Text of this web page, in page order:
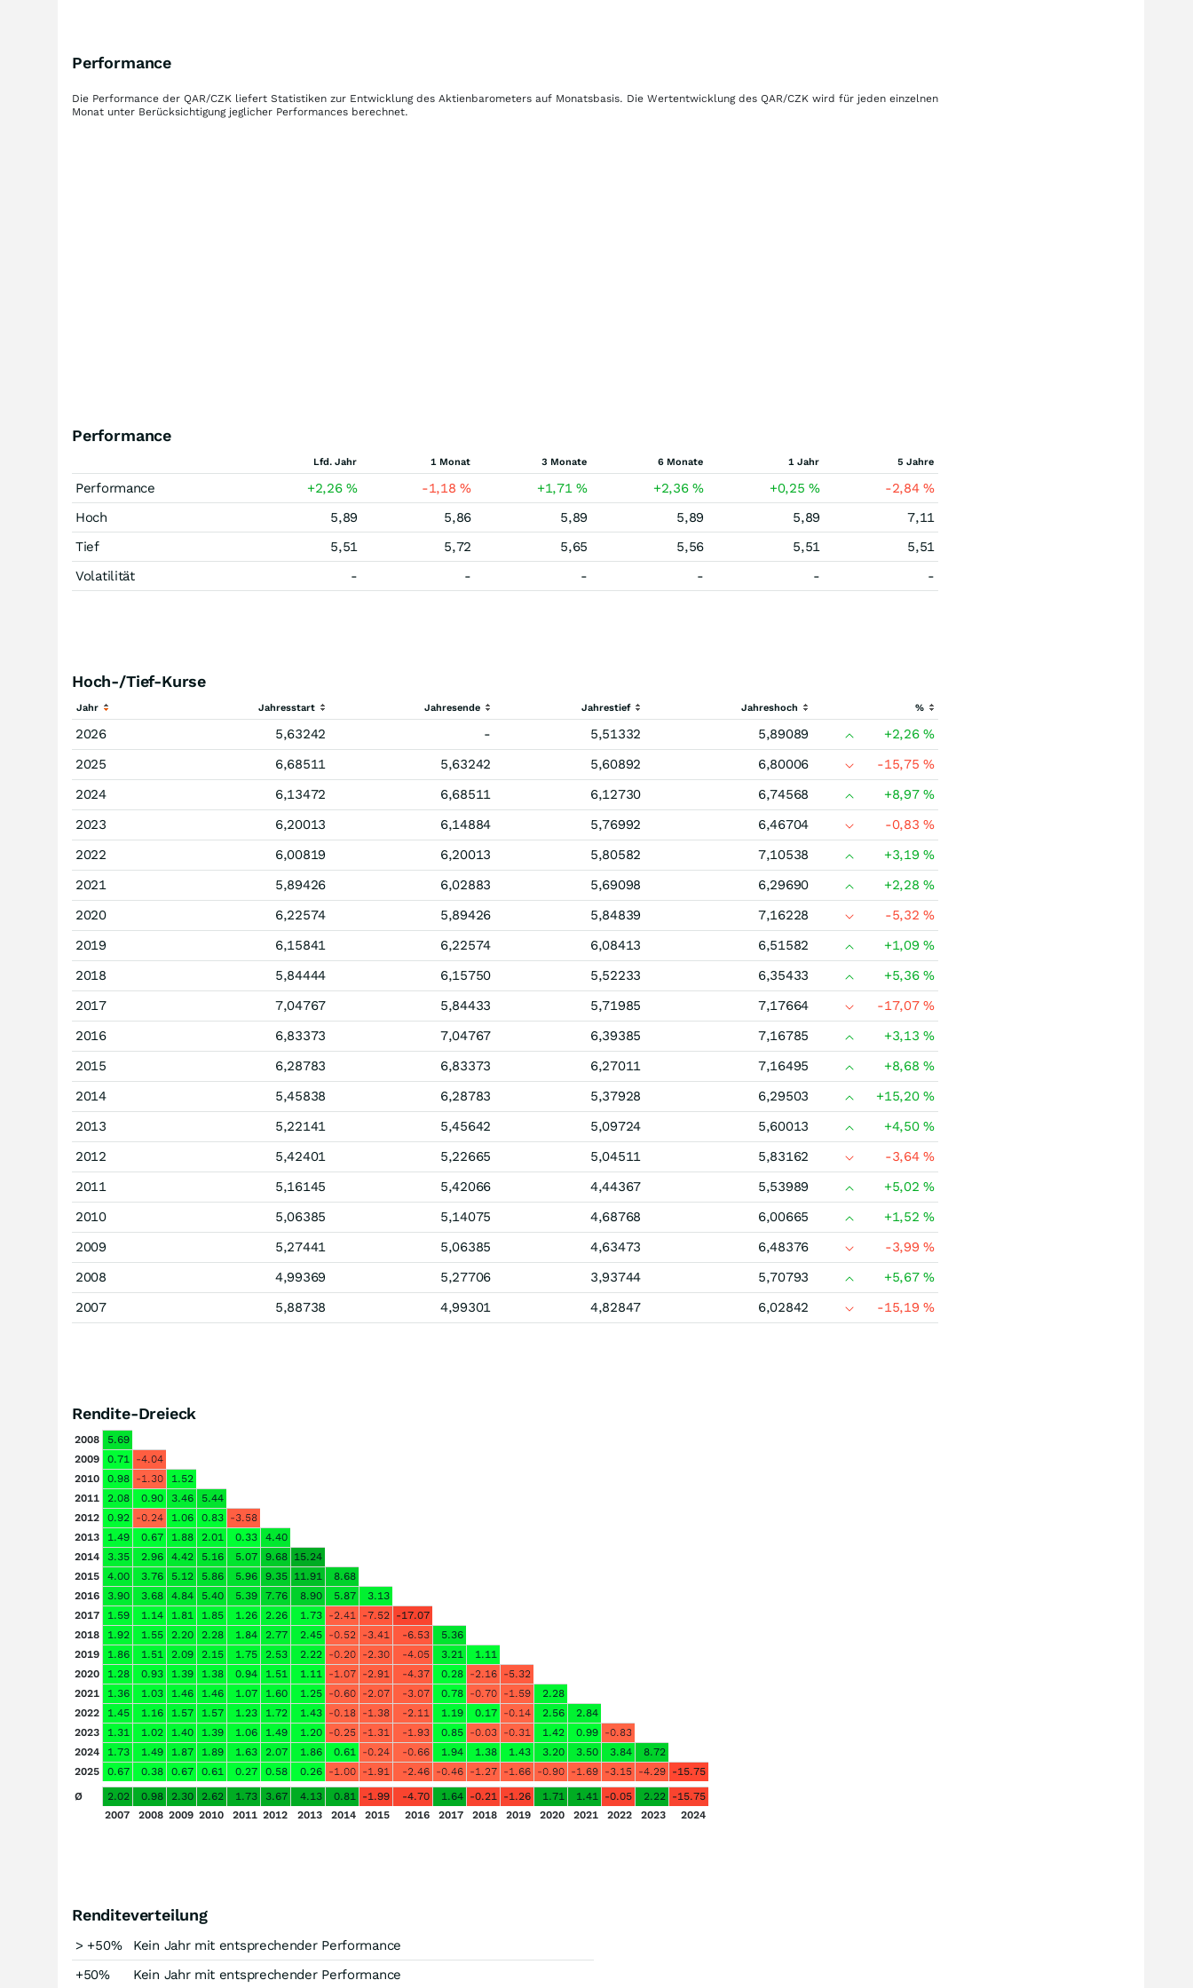
Performance
Die Performance der QAR/CZK liefert Statistiken zur Entwicklung des Aktienbarometers auf Monatsbasis. Die Wertentwicklung des QAR/CZK wird für jeden einzelnen
Monat unter Berücksichtigung jeglicher Performances berechnet.
Performance
Lfd. Jahr 1 Monat 3 Monate 6 Monate 1 Jahr 5 Jahre
Performance +2,26% -1,18% +1,71% +2,36% +0,25% -2,84%
Hoch
5,89 5,86 5,89 5,89 5,89
7,11
Tief
5,51 5,72 5,65 5,56 5,51
5,51
Volatilität
- - - - - -
Hoch-/Tief-Kurse
Jahr Jahresstart Jahresende Jahrestief Jahreshoch %
2026 5,63242 - 5,51332 5,89089 +2,26%
2025
6,68511 5,63242 5,60892 6,80006 -15,75%
2024
6,13472 6,68511 6,12730 6,74568 +8,97%
2023
6,20013 6,14884 5,76992 6,46704 -0,83%
2022
6,00819 6,20013 5,80582 7,10538 +3,19%
2021
5,89426 6,02883 5,69098 6,29690 +2,28%
2020
6,22574 5,89426 5,84839 7,16228 -5,32%
2019
6,15841 6,22574 6,08413 6,51582 +1,09%
2018
5,84444 6,15750 5,52233 6,35433 +5,36%
2017
7,04767 5,84433 5,71985 7,17664 -17,07%
2016
6,83373 7,04767 6,39385 7,16785 +3,13%
2015
6,28783 6,83373 6,27011 7,16495 +8,68%
2014
5,45838 6,28783 5,37928 6,29503 +15,20%
2013
5,22141 5,45642 5,09724 5,60013 +4,50%
2012
5,42401 5,22665 5,04511 5,83162 -3,64%
2011
5,16145 5,42066 4,44367 5,53989 +5,02%
2010
5,06385 5,14075 4,68768 6,00665 +1,52%
2009
5,27441 5,06385 4,63473 6,48376 -3,99%
2008
4,99369 5,27706 3,93744 5,70793 +5,67%
2007
5,88738 4,99301 4,82847 6,02842 -15,19%
Rendite-Dreieck
2008
5.69
2009
0.71 -4.04
2010
0.98 -1.30
1.52
2011
2.08 0.90 3.46
5.44
2012
0.92 -0.24 1.06 0.83 -3.58
2013
1.49 0.67 1.88 2.01 0.33
4.40
2014
3.35 2.96 4.42 5.16 5.07 9.68 15.24
2015
4.00 3.76 5.12 5.86 5.96 9.35 11.91
8.68
2016
3.90 3.68 4.84 5.40 5.39 7.76 8.90 5.87
3.13
2017
1.59 1.14 1.81 1.85 1.26 2.26 1.73 -2.41 -7.52 -17.07
2018
1.92 1.55 2.20 2.28 1.84 2.77 2.45 -0.52 -3.41 -6.53
5.36
2019
1.86 1.51 2.09 2.15 1.75 2.53 2.22 -0.20 -2.30 -4.05 3.21
1.11
2020
1.28 0.93 1.39 1.38 0.94 1.51 1.11 -1.07 -2.91 -4.37 0.28 -2.16 -5.32
2021
1.36 1.03 1.46 1.46 1.07 1.60 1.25 -0.60 -2.07 -3.07 0.78 -0.70 -1.59
2.28
2022
1.45 1.16 1.57 1.57 1.23 1.72 1.43 -0.18 -1.38 -2.11 1.19 0.17 -0.14 2.56
2.84
2023
1.31 1.02 1.40 1.39 1.06 1.49 1.20 -0.25 -1.31 -1.93 0.85 -0.03 -0.31 1.42 0.99 -0.83
2024
1.73 1.49 1.87 1.89 1.63 2.07 1.86 0.61 -0.24 -0.66 1.94 1.38 1.43 3.20 3.50 3.84
8.72
2025
0.67 0.38 0.67 0.61 0.27 0.58 0.26 -1.00 -1.91 -2.46 -0.46 -1.27 -1.66 -0.90 -1.69 -3.15 -4.29 -15.75
Ø
2.02 0.98 2.30 2.62 1.73 3.67 4.13 0.81 -1.99 -4.70 1.64 -0.21 -1.26 1.71 1.41 -0.05 2.22 -15.75
2007
2008 2009 2010 2011 2012 2013 2014 2015 2016 2017 2018 2019 2020 2021 2022 2023 2024
Renditeverteilung
> +50%
Kein Jahr mit entsprechender Performance
+50%
Kein Jahr mit entsprechender Performance